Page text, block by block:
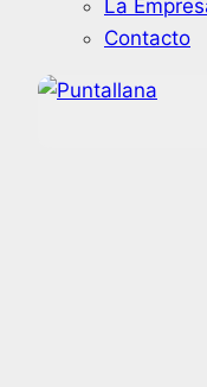
La
Contacto